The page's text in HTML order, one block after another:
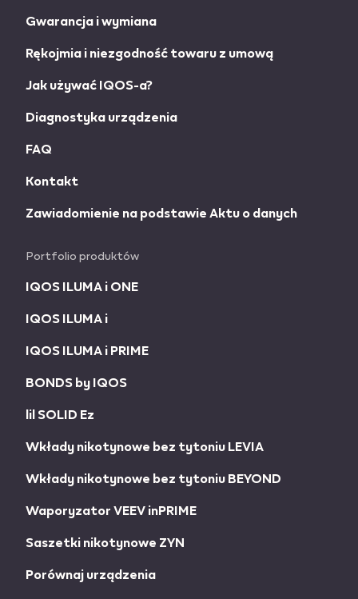
Gwarancja i wymiana
Rękojmia i niezgodność towaru z umową
Jak używać IQOS-a?
Diagnostyka urządzenia
FAQ
Kontakt
Zawiadomienie na podstawie Aktu o danych
Portfolio produktów
IQOS ILUMA i ONE
IQOS ILUMA i
IQOS ILUMA i PRIME
BONDS by IQOS
lil SOLID Ez
Wkłady nikotynowe bez tytoniu LEVIA
Wkłady nikotynowe bez tytoniu BEYOND
Waporyzator VEEV inPRIME
Saszetki nikotynowe ZYN
Porównaj urządzenia